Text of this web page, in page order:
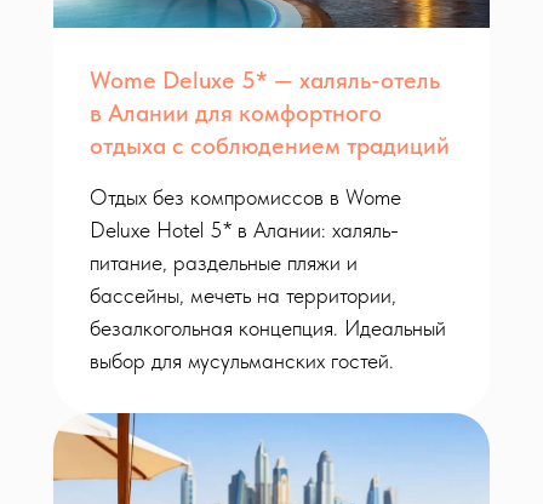
Wome Deluxe 5* — халяль-отель
в Алании для комфортного
отдыха с соблюдением традиций
Отдых без компромиссов в Wome
Deluxe Hotel 5* в Алании: халяль-
питание, раздельные пляжи и
бассейны, мечеть на территории,
безалкогольная концепция. Идеальный
выбор для мусульманских гостей.